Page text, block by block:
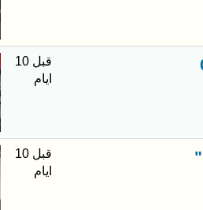
قبل 10
ايام
قبل 10
ايام